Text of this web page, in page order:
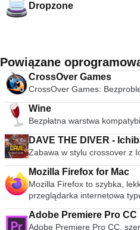
Dropzone
Powiązane
CrossOver Games
CrossOver Games:
Wine
Bezpłatna warstwa
DAVE THE DIVER -
Zabawa w stylu crossover z
Mozilla Firefox for Mac
Mozilla Firefox to szybka,
przeglądarka internetowa
publicznej premiery w 2004
przeglądarką, która
Adobe Premiere Pro CC
Adobe Premiere Pro CC,